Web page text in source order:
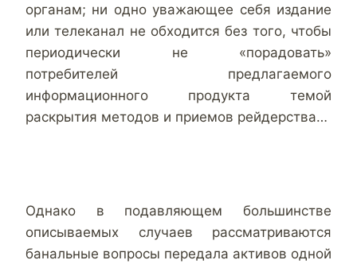
органам; ни одно уважающее себя издание
или телеканал не обходится без того, чтобы
периодически не «порадовать»
потребителей предлагаемого
информационного продукта темой
раскрытия методов и приемов рейдерства…
Однако в подавляющем большинстве
описываемых случаев рассматриваются
банальные вопросы передала активов одной